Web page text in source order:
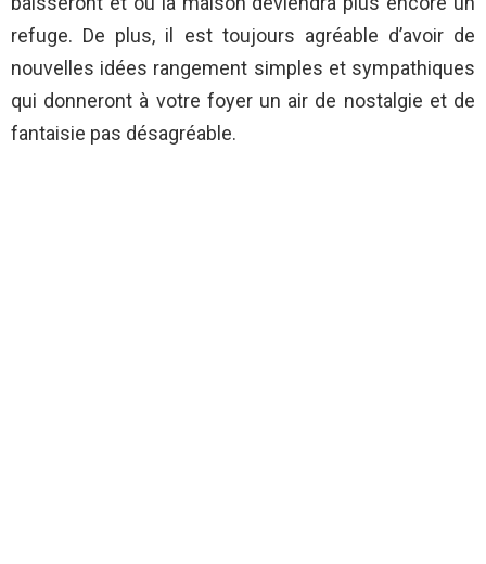
refuge. De plus, il est toujours agréable d’avoir de
nouvelles idées rangement simples et sympathiques
qui donneront à votre foyer un air de nostalgie et de
fantaisie pas désagréable.